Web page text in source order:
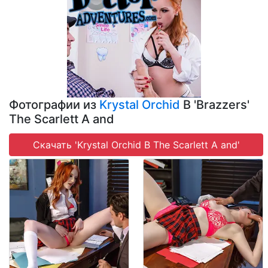
Фотографии из Krystal Orchid В 'Brazzers'
The Scarlett A and
Скачать 'Krystal Orchid В The Scarlett A and'